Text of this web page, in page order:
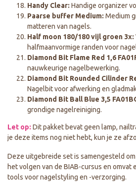
Handy Clear: Handige organizer
Paarse buffer Medium: Medium
matteren van nagels.
Half moon 180/180 vijl groen 3x:
halfmaanvormige randen voor
Diamond Bit Flame Red 1,6
nauwkeurige nagelbewerking.
Diamond Bit Rounded Cilinder
Nagelbit voor afwerking en
Diamond Bit Ball Blue 3,5
grondige nagelreiniging.
Let op: Dit pakket bevat geen lamp,
je deze items nog niet hebt, kun je ze
Deze uitgebreide set is samengesteld
het volgen van de BIAB-cursus en
tools voor nagelstyling en -verzorging.